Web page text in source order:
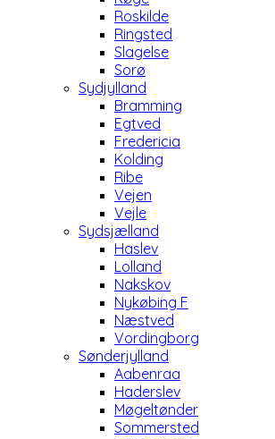
Roskilde
Ringsted
Slagelse
Sorø
Sydjylland
Bramming
Egtved
Fredericia
Kolding
Ribe
Vejen
Vejle
Sydsjælland
Haslev
Lolland
Nakskov
Nykøbing F
Næstved
Vordingborg
Sønderjylland
Aabenraa
Haderslev
Møgeltønder
Sommersted